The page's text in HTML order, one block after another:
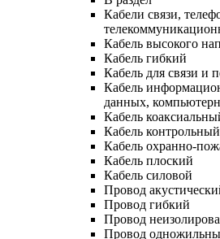
Кабели связи,
Кабель высокого
Кабель гибкий
Кабель для связи и
Кабель
данных,
Кабель
Кабель контрольный
Кабель охранно-
Кабель плоский
Кабель силовой
Провод
Провод гибкий
Провод
Провод